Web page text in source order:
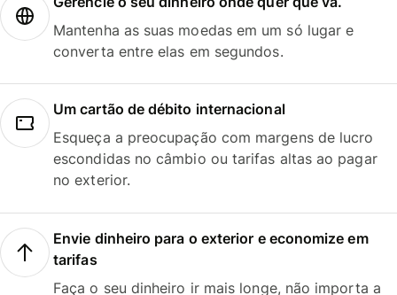
Mantenha as suas moedas em um só lugar e
converta entre elas em segundos.
Um cartão de débito internacional
Esqueça a preocupação com margens de lucro
escondidas no câmbio ou tarifas altas ao pagar
no exterior.
Envie dinheiro para o exterior e economize em
tarifas
Faça o seu dinheiro ir mais longe, não importa a